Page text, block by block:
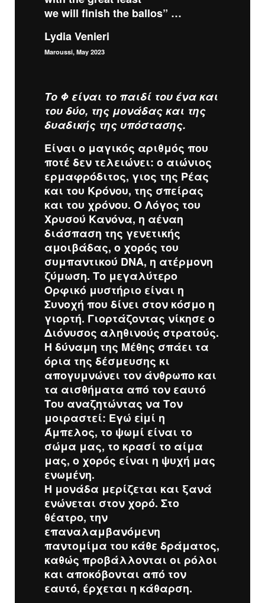
we will finish the ballos” …
Lydia Venieri
Maroussi, May 2023
Το Φ είναι το παιδί του ένα και
του δύο, της μονάδας και της
δυαδικής της υπόστασης.
Είναι ο μαγικός αριθμός που
ποτέ δεν τελειώνει: ο αιώνιος
ερμαφρόδιτος, γιος της Ρέας
και του Κρόνου, της σπείρας
και του χρόνου. Ο Λόγος του
Χρυσού Κανόνα, η αέναη
διάσπαση της γενετικής
αμοιβάδας, ο χορός του
συμπαντικού DNA, η ατέρμονη
ζύμωση. Το μεγαλύτερο
Ορφικό μυστήριο είναι η
Συνοχή που δίνει στον κόσμο η
γιορτή. Γιορτάζοντας νίκησε ο
Διόνυσος αληθινούς στρατούς.
Η δύναμη της Μέθης σπάει τα
όρια της δέσμευσης κι
απογυμνώνει τον άνθρωπο και
τα αισθήματα από τον εαυτό
Του αναζητώντας να Τον
μοιραστεί: Εγώ εἰμί η
Άμπελος, το ψωμί είναι το
σώμα μας, το κρασί το αίμα
μας, ο χορός είναι η ψυχή μας
ενωμένη.
Η μονάδα μερίζεται και ξανά
ενώνεται στον χορό. Στο
θέατρο, την
επαναλαμβανόμενη
παντομίμα του κάθε δράματος,
καθώς προβάλλονται οι ρόλοι
και αποκόβονται από τον
εαυτό, έρχεται η κάθαρση.